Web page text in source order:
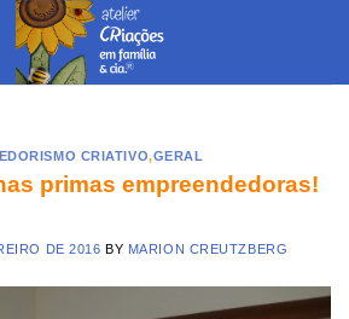
CRIATIVO,GERAL
primas empreendedoras!
DE 2016 BY MARION CREUTZBERG